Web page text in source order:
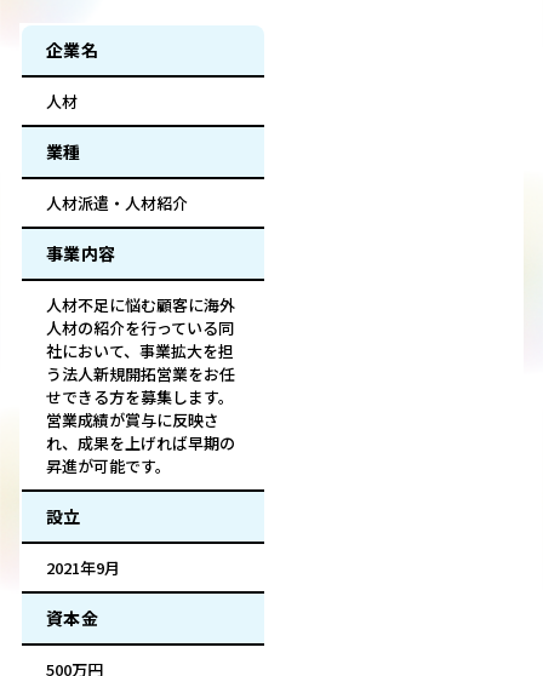
企業名
人材
業種
人材派遣・人材紹介
事業内容
人材不足に悩む顧客に海外
人材の紹介を行っている同
社において、事業拡大を担
う法人新規開拓営業をお任
せできる方を募集します。
営業成績が賞与に反映さ
れ、成果を上げれば早期の
昇進が可能です。
設立
2021年9月
資本金
500万円